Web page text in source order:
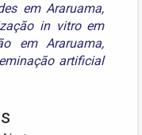
em Araruama,
in vitro em
em Araruama,
artificial